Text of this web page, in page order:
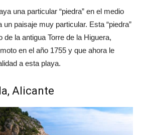
una particular “piedra” en el medio
un paisaje muy particular. Esta “piedra”
de la antigua Torre de la Higuera,
en el año 1755 y que ahora le
a esta playa.
Alicante